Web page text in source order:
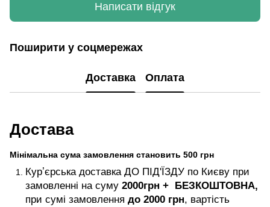
Написати відгук
Поширити у соцмережах
Доставка Оплата
Достава
Мінімальна сума замовлення становить 500 грн
Курʼєрська доставка ДО ПІД'ЇЗДУ по Києву при
замовленні на суму 2000грн + БЕЗКОШТОВНА,
при сумі замовлення до 2000 грн, вартість